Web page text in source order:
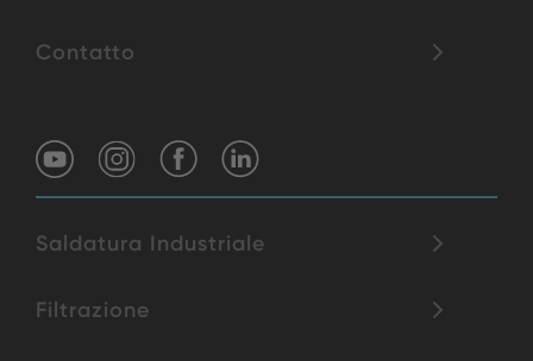
Contatto
Saldatura Industriale
Filtrazione